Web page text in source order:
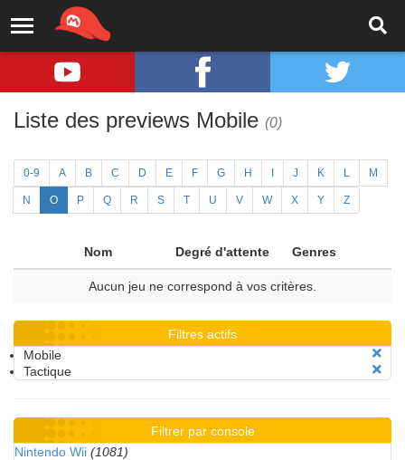
Liste des previews Mobile (0)
0-9 A B C D E F G H J K L M
N O P Q R S T U V W X Y Z
Nom Degré d'attente Genres
Aucun jeu ne correspond à vos critères.
Filtres actifs
Mobile
Tactique
Filtrer par console
Nintendo Wii (1081)